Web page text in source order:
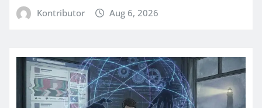
Kontributor Aug 6, 2026